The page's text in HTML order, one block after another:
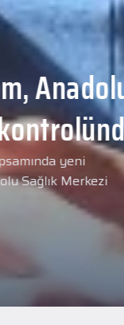
yeni
Sağlık Merkezi